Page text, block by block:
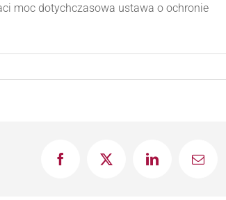
moc dotychczasowa ustawa o ochronie
FacebookX LinkedInEmail